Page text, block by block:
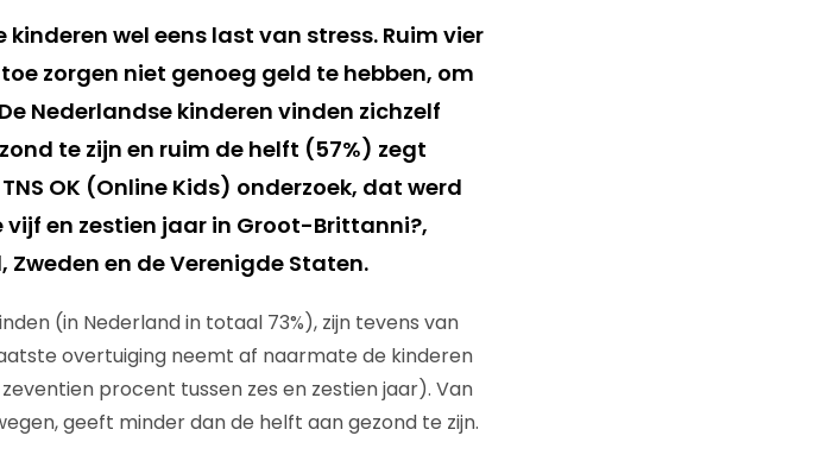
wel eens last van stress. Ruim vier
zorgen niet genoeg geld te hebben, om
Nederlandse kinderen vinden zichzelf
te zijn en ruim de helft (57%) zegt
OK (Online Kids) onderzoek, dat werd
en zestien jaar in Groot-Brittanni?,
en de Verenigde Staten.
(in Nederland in totaal 73%), zijn tevens van
overtuiging neemt af naarmate de kinderen
procent tussen zes en zestien jaar). Van
geeft minder dan de helft aan gezond te zijn.